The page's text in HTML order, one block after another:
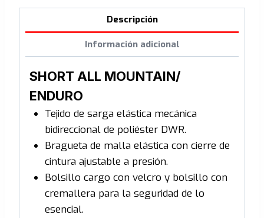
Descripción
Información adicional
SHORT ALL MOUNTAIN/
ENDURO
Tejido de sarga elástica mecánica
bidireccional de poliéster DWR.
Bragueta de malla elástica con cierre de
cintura ajustable a presión.
Bolsillo cargo con velcro y bolsillo con
cremallera para la seguridad de lo
esencial.